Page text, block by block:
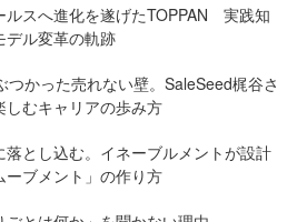
ルスへ進化を遂げたTOPPAN 実践知
デル変革の軌跡
つかった売れない壁。SaleSeed梶谷さ
しむキャリアの歩み方
とし込む。イネーブルメントが設計
ブメント」の作り方